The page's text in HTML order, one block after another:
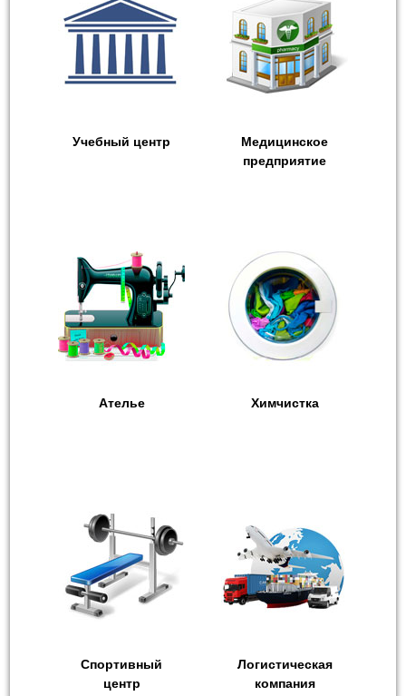
Учебный центр
Медицинское
предприятие
Ателье Химчистка
Спортивный
центр
Логистическая
компания